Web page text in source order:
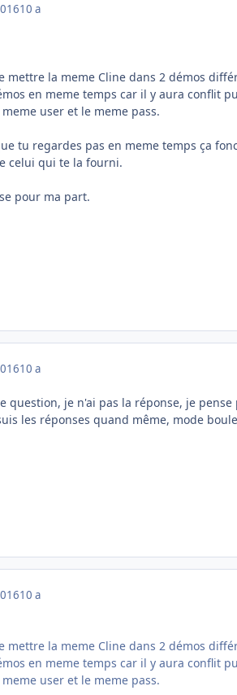
10 a
mettre la meme Cline dans 2 démos
en meme temps car il y aura conflit
user et le meme pass.
tu regardes pas en meme temps ça
celui qui te la fourni.
pour ma part.
10 a
question, je n'ai pas la réponse, je
les réponses quand même, mode
10 a
mettre la meme Cline dans 2 démos
en meme temps car il y aura conflit
user et le meme pass.